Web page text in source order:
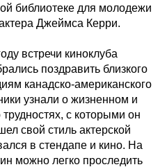
библиотеке для молодежи
Джеймса Керри.
встречи киноклуба
поздравить близкого
канадско-американского
узнали о жизненном и
с которыми он
свой стиль актерской
в стендапе и кино. На
можно легко проследить